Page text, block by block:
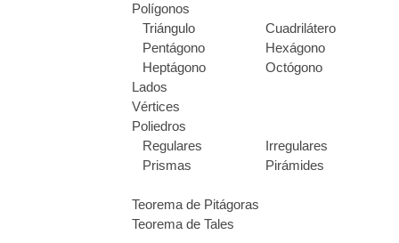
Polígonos
Triángulo
Cuadrilátero
Pentágono
Hexágono
Heptágono
Octógono
Lados
Vértices
Poliedros
Regulares
Irregulares
Prismas
Pirámides
Teorema de Pitágoras
Teorema de Tales